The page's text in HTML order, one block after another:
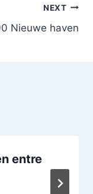
NEXT
Nieuwe haven
entre